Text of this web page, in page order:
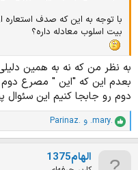
با توجه به این که صدف استعاره
بیت اسلوب معادله داره؟
به نظر من که نه به همین
بعدم این که "این " مصرع دوم
دوم رو جابجا کنیم این
ا
م
.mary. و Parinaz.
الهام1375